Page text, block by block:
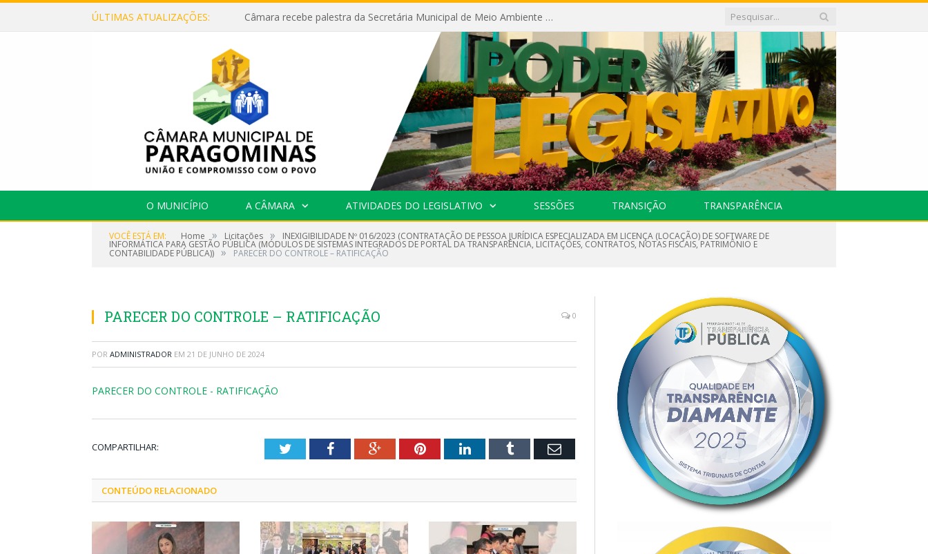
ÚLTIMAS ATUALIZAÇÕES: Câmara recebe palestra da Secretária Municipal de Meio Ambiente sobre as ações da “SEMANA DO MEIO AMBIENTE”
O MUNICÍPIO A CÂMARA ATIVIDADES DO LEGISLATIVO SESSÕES TRANSIÇÃO TRANSPARÊNCIA
VOCÊ ESTÁ EM: Home » Licitações » INEXIGIBILIDADE Nº 016/2023 (CONTRATAÇÃO DE PESSOA JURÍDICA ESPECIALIZADA EM LICENÇA (LOCAÇÃO) DE SOFTWARE DE
INFORMÁTICA PARA GESTÃO PÚBLICA (MÓDULOS DE SISTEMAS INTEGRADOS DE PORTAL DA TRANSPARÊNCIA, LICITAÇÕES, CONTRATOS, NOTAS FISCAIS, PATRIMÔNIO E
CONTABILIDADE PÚBLICA)) » PARECER DO CONTROLE – RATIFICAÇÃO
PARECER DO CONTROLE – RATIFICAÇÃO 0
POR ADMINISTRADOR EM 21 DE JUNHO DE 2024
PARECER DO CONTROLE - RATIFICAÇÃO
COMPARTILHAR: TwitterFacebookGoogle+PinterestLinkedInTumblr Email
CONTEÚDO RELACIONADO